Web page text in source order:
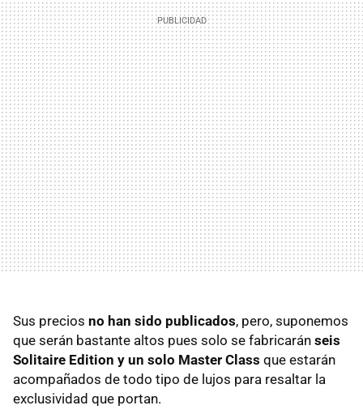
Sus precios no han sido publicados, pero, suponemos
que serán bastante altos pues solo se fabricarán seis
Solitaire Edition y un solo Master Class que estarán
acompañados de todo tipo de lujos para resaltar la
exclusividad que portan.